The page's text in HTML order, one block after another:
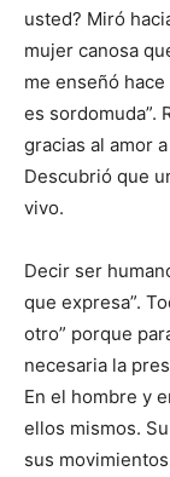
usted? Miró
mujer canosa
me enseñó
es sordomuda”.
gracias al amor
Descubrió que
vivo.
Decir ser
que expresa”.
otro” porque
necesaria la
En el hombre y
ellos mismos.
sus